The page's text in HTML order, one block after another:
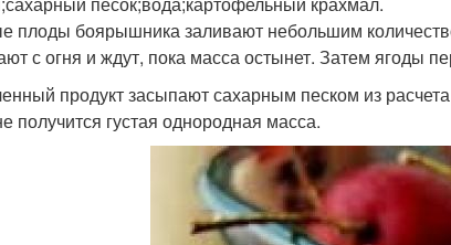
плоды боярышника заливают небольшим
с огня и ждут, пока масса остынет. Затем ягоды
продукт засыпают сахарным песком из
получится густая однородная масса.